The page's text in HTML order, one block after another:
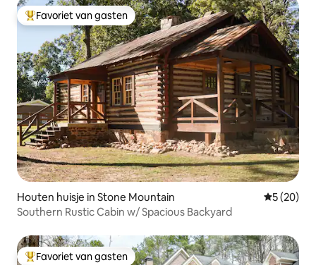
Topfavoriet van gasten
Favoriet van gasten
Houten huisje in Stone Mountain
5 (20)
Southern Rustic Cabin w/ Spacious Backyard
Favoriet van gasten